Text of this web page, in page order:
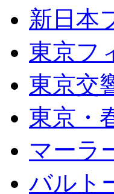
新日本
東京フ
東京交
東京・
マーラ
バルト